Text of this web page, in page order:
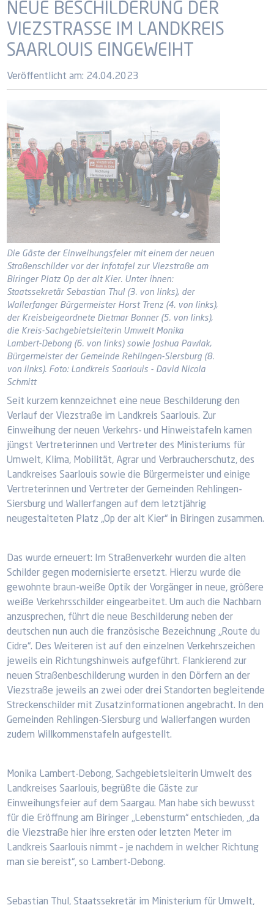
NEUE BESCHILDERUNG DER
VIEZSTRASSE IM LANDKREIS S
AARLOUIS EINGEWEIHT
Veröffentlicht am: 24.04.2023
Die Gäste der Einweihungsfeier mit einem der neuen
Straßenschilder vor der Infotafel zur Viezstraße am
Biringer Platz Op der alt Kier. Unter ihnen:
Staatssekretär Sebastian Thul (3. von links), der
Wallerfanger Bürgermeister Horst Trenz (4. von links),
der Kreisbeigeordnete Dietmar Bonner (5. von links),
die Kreis-Sachgebietsleiterin Umwelt Monika
Lambert-Debong (6. von links) sowie Joshua Pawlak,
Bürgermeister der Gemeinde Rehlingen-Siersburg (8.
von links). Foto: Landkreis Saarlouis - David Nicola
Schmitt
Seit kurzem kennzeichnet eine neue Beschilderung den
Verlauf der Viezstraße im Landkreis Saarlouis. Zur
Einweihung der neuen Verkehrs- und Hinweistafeln kamen
jüngst Vertreterinnen und Vertreter des Ministeriums für
Umwelt, Klima, Mobilität, Agrar und Verbraucherschutz, des
Landkreises Saarlouis sowie die Bürgermeister und einige
Vertreterinnen und Vertreter der Gemeinden Rehlingen-
Siersburg und Wallerfangen auf dem letztjährig
neugestalteten Platz „Op der alt Kier“ in Biringen zusammen.
Das wurde erneuert: Im Straßenverkehr wurden die alten
Schilder gegen modernisierte ersetzt. Hierzu wurde die
gewohnte braun-weiße Optik der Vorgänger in neue, größere
weiße Verkehrsschilder eingearbeitet. Um auch die Nachbarn
anzusprechen, führt die neue Beschilderung neben der
deutschen nun auch die französische Bezeichnung „Route du
Cidre“. Des Weiteren ist auf den einzelnen Verkehrszeichen
jeweils ein Richtungshinweis aufgeführt. Flankierend zur
neuen Straßenbeschilderung wurden in den Dörfern an der
Viezstraße jeweils an zwei oder drei Standorten begleitende
Streckenschilder mit Zusatzinformationen angebracht. In den
Gemeinden Rehlingen-Siersburg und Wallerfangen wurden
zudem Willkommenstafeln aufgestellt.
Monika Lambert-Debong, Sachgebietsleiterin Umwelt des
Landkreises Saarlouis, begrüßte die Gäste zur
Einweihungsfeier auf dem Saargau. Man habe sich bewusst
für die Eröffnung am Biringer „Lebensturm“ entschieden, „da
die Viezstraße hier ihre ersten oder letzten Meter im
Landkreis Saarlouis nimmt – je nachdem in welcher Richtung
man sie bereist“, so Lambert-Debong.
Sebastian Thul, Staatssekretär im Ministerium für Umwelt,